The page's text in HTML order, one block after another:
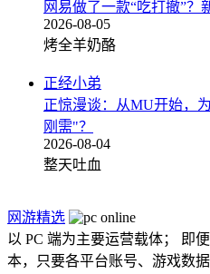
网易做了一款“吃打撤”？
2026-08-05
烤全羊奶酪
正经小弟
正惊漫谈：从MU开始，
刚需"？
2026-08-04
整天吐血
网游精选
以 PC 端为主要运营载体； 即
本，只要各平台账号、游戏数